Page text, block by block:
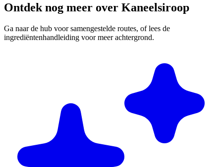
Ontdek nog meer over Kaneelsiroop
Ga naar de hub voor samengestelde routes, of lees de
ingrediëntenhandleiding voor meer achtergrond.